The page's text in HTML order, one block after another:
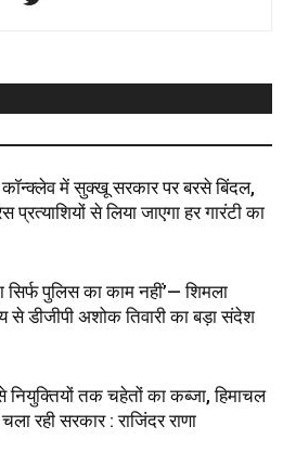
कॉन्क्लेव में सुक्खू सरकार पर बरसे बिंदल,
प्रत्याशियों से लिया जाएगा हर गारंटी का
सिर्फ पुलिस का काम नहीं’— शिमला
से डीजीपी अशोक तिवारी का बड़ा संदेश
नियुक्तियों तक चहेतों का कब्जा, हिमाचल
रही सरकार : राजिंदर राणा